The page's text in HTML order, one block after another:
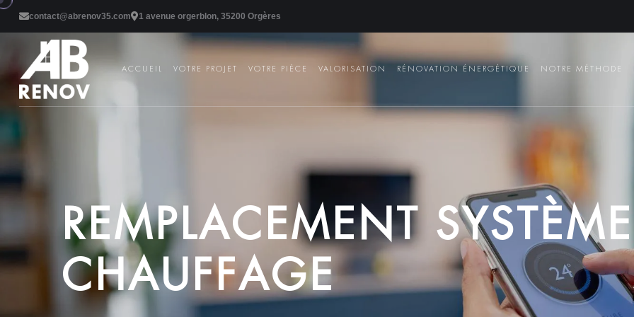
contact@abrenov35.com 1 avenue orgerblon, 35200 Orgères
ACCUEIL VOTRE PROJET VOTRE PIÈCE VALORISATION RÉNOVATION ÉNERGÉTIQUE NOTRE MÉTHODE
REMPLACEMENT SYSTÈME
CHAUFFAGE